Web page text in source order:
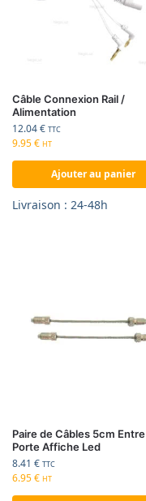
Câble Connexion Rail /
Alimentation
12.04€ TTC
9.95€ HT
Ajouter au panier
Livraison : 24-48h
Paire de Câbles 5cm Entre
Porte Affiche Led
8.41 € TTC
6.95€ HT